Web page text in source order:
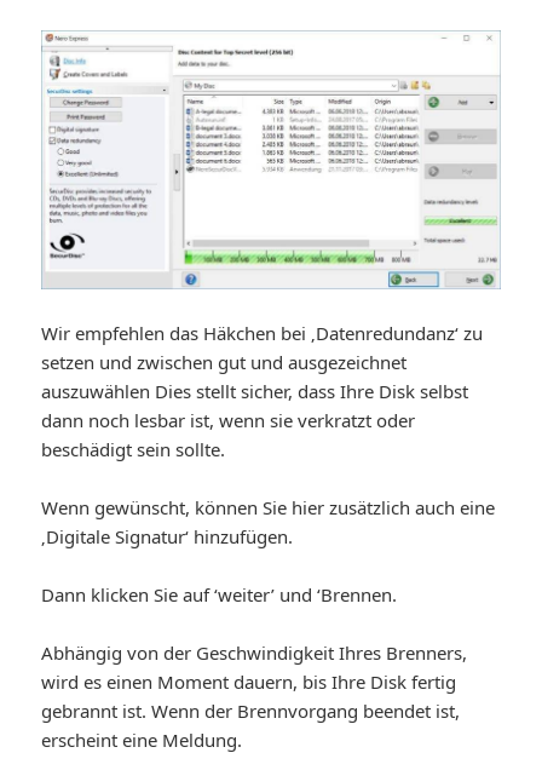
Wir empfehlen das Häkchen bei ‚Datenredundanz‘ zu
setzen und zwischen gut und ausgezeichnet
auszuwählen Dies stellt sicher, dass Ihre Disk selbst
dann noch lesbar ist, wenn sie verkratzt oder
beschädigt sein sollte.
Wenn gewünscht, können Sie hier zusätzlich auch eine
‚Digitale Signatur‘ hinzufügen.
Dann klicken Sie auf ‘weiter’ und ‘Brennen.
Abhängig von der Geschwindigkeit Ihres Brenners,
wird es einen Moment dauern, bis Ihre Disk fertig
gebrannt ist. Wenn der Brennvorgang beendet ist,
erscheint eine Meldung.